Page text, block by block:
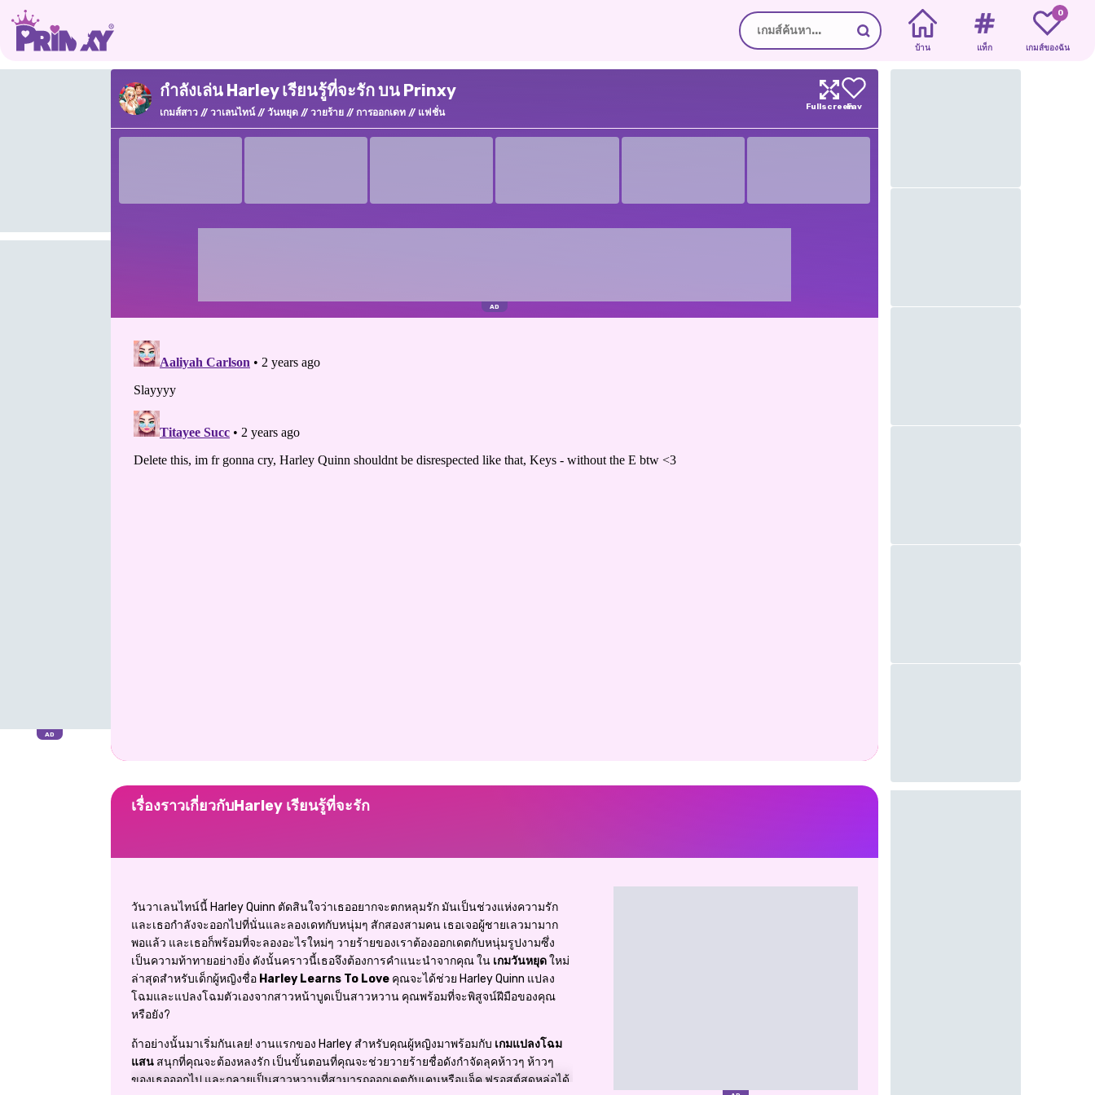
บ้าน แท็ก
0
เกมส์ของฉัน
กำลังเล่น Harley เรียนรู้ที่จะรัก บน Prinxy
เกมส์สาว วาเลนไทน์ วันหยุด วายร้าย การออกเดท แฟชั่น
เรื่องราวเกี่ยวกับHarley เรียนรู้ที่จะรัก
วันวาเลนไทน์นี้ Harley Quinn ตัดสินใจว่าเธออยากจะตกหลุมรัก มันเป็นช่วงแห่งความรัก
และเธอกำลังจะออกไปที่นั่นและลองเดทกับหนุ่มๆ สักสองสามคน เธอเจอผู้ชายเลวมามาก
พอแล้ว และเธอก็พร้อมที่จะลองอะไรใหม่ๆ วายร้ายของเราต้องออกเดตกับหนุ่มรูปงามซึ่ง
เป็นความท้าทายอย่างยิ่ง ดังนั้นคราวนี้เธอจึงต้องการคำแนะนำจากคุณ ใน เกมวันหยุดใหม่
ล่าสุดสำหรับเด็กผู้หญิงชื่อ Harley Learns To Love คุณจะได้ช่วย Harley Quinn แปลง
โฉมและแปลงโฉมตัวเองจากสาวหน้าบูดเป็นสาวหวาน คุณพร้อมที่จะพิสูจน์ฝีมือของคุณ
หรือยัง?
ถ้าอย่างนั้นมาเริ่มกันเลย! งานแรกของ Harley สำหรับคุณผู้หญิงมาพร้อมกับ เกมแปลงโฉม
แสน สนุกที่คุณจะต้องหลงรัก เป็นขั้นตอนที่คุณจะช่วยวายร้ายชื่อดังกำจัดลุคห้าวๆ ห้าวๆ
ของเธอออกไป และกลายเป็นสาวหวานที่สามารถออกเดตกับเคนหรือแจ็ค ฟรอสต์สุดหล่อได้